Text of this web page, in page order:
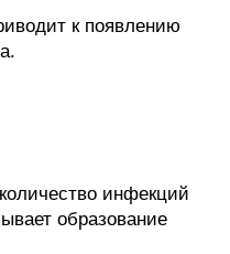
к появлению
инфекций
образование